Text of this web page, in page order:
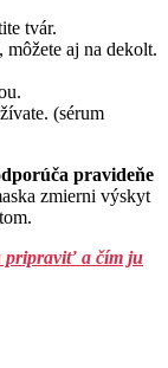
tvár.
môžete aj na dekolt.
(sérum
pravideňe
zmierni výskyt
pripraviť a čím ju